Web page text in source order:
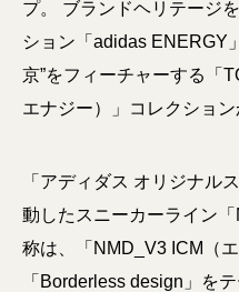
プ。 ブランドヘリテージ
ション「adidas ENERGY
京”をフィーチャーする「
エナジー）」コレクショ
「アディダス オリジナル
動したスニーカーライン
称は、「NMD_V3 ICM（
「Borderless design」を